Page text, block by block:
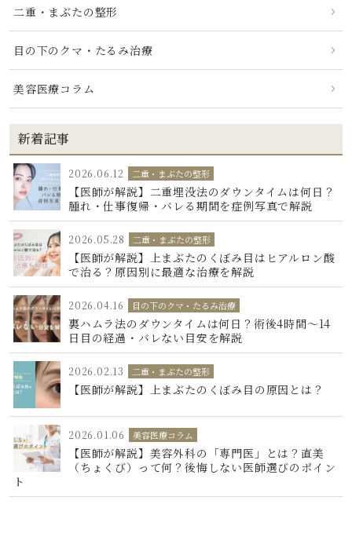
二重・まぶたの整形
目の下のクマ・たるみ治療
美容医療コラム
新着記事
2026.06.12 二重・まぶたの整形
【医師が解説】二重埋没法のダウンタイムは何日？
腫れ・仕事復帰・バレる期間を症例写真で解説
2026.05.28 二重・まぶたの整形
【医師が解説】上まぶたのくぼみ目はヒアルロン酸
で治る？原因別に最適な治療を解説
2026.04.16 目の下のクマ・たるみ治療
裏ハムラ法のダウンタイムは何日？術後4時間〜14
日目の経過・バレない目安を解説
2026.02.13 二重・まぶたの整形
【医師が解説】上まぶたのくぼみ目の原因とは？
2026.01.06 美容医療コラム
【医師が解説】美容外科の「専門医」とは？直美
（ちょくび）って何？後悔しない医師選びのポイン
ト